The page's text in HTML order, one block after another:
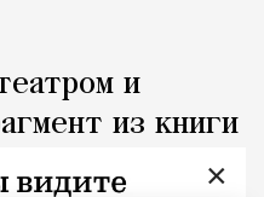
и
из книги
×